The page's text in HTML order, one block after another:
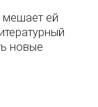
мешает ей
новые